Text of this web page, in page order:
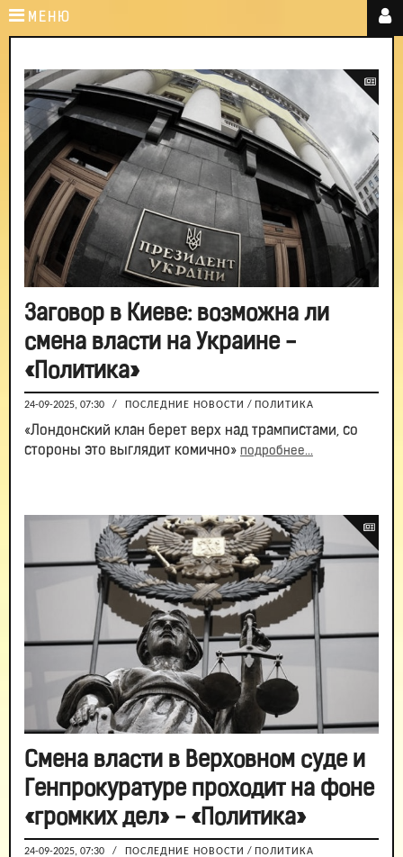
МЕНЮ
Заговор в Киеве: возможна ли
смена власти на Украине -
«Политика»
24-09-2025, 07:30 / ПОСЛЕДНИЕ НОВОСТИ / ПОЛИТИКА
«Лондонский клан берет верх над трампистами, со
стороны это выглядит комично» подробнее...
Смена власти в Верховном суде и
Генпрокуратуре проходит на фоне
«громких дел» - «Политика»
24-09-2025, 07:30 / ПОСЛЕДНИЕ НОВОСТИ / ПОЛИТИКА